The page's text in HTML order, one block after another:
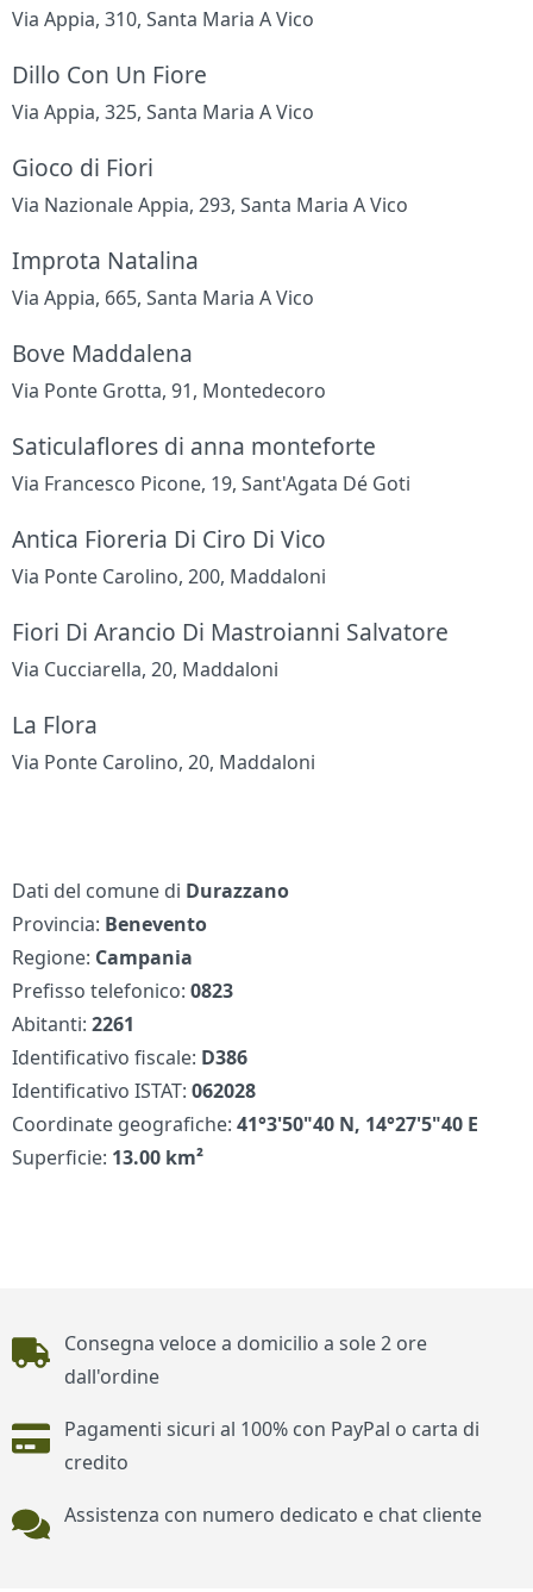
Via Appia, 310, Santa Maria A Vico
Dillo Con Un Fiore
Via Appia, 325, Santa Maria A Vico
Gioco di Fiori
Via Nazionale Appia, 293, Santa Maria A Vico
Improta Natalina
Via Appia, 665, Santa Maria A Vico
Bove Maddalena
Via Ponte Grotta, 91, Montedecoro
Saticulaflores di anna monteforte
Via Francesco Picone, 19, Sant'Agata Dé Goti
Antica Fioreria Di Ciro Di Vico
Via Ponte Carolino, 200, Maddaloni
Fiori Di Arancio Di Mastroianni Salvatore
Via Cucciarella, 20, Maddaloni
La Flora
Via Ponte Carolino, 20, Maddaloni
Dati del comune di Durazzano
Provincia: Benevento
Regione: Campania
Prefisso telefonico:0823
Abitanti:2261
Identificativo fiscale: D386
Identificativo ISTAT:062028
Coordinate geografiche:41°3'50"40 N, 14°27'5"40 E
Superficie: 13.00 km²
Piè di pagina
Consegna veloce a domicilio a sole 2 ore
dall'ordine
Pagamenti sicuri al 100% con PayPal o carta di
credito
Assistenza con numero dedicato e chat cliente